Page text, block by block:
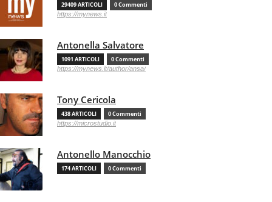
29409 ARTICOLI 0 Commenti
https://mynews.it
Antonella Salvatore
1091 ARTICOLI 0 Commenti
https://mynews.it/author/ansa/
Tony Cericola
438 ARTICOLI 0 Commenti
https://microstudio.it
Antonello Manocchio
174 ARTICOLI 0 Commenti